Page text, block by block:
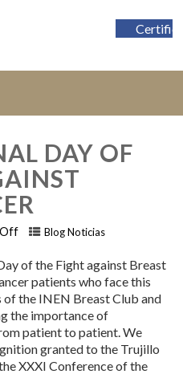
DAY OF
Off Blog Noticias
of the Fight against Breast
patients who face this
of the INEN Breast Club and
the importance of
patient to patient. We
granted to the Trujillo
XXXI Conference of the